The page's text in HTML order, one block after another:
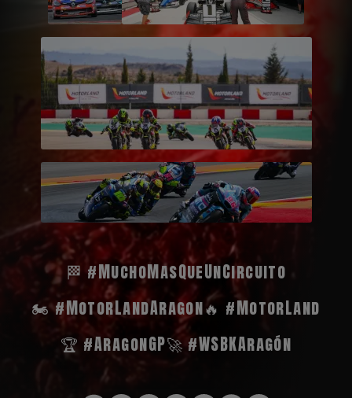
🏁 #MuchoMasQueUnCircuito
🏍️ #MotorLandAragon🔥 #MotorLand
🏆 #AragonGP🚀 #WSBKAragón